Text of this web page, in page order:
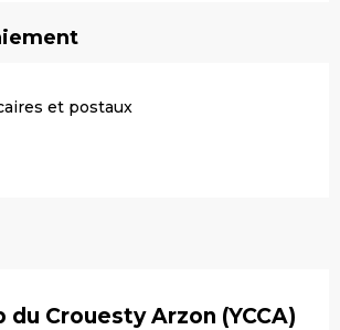
et postaux
du Crouesty Arzon (YCCA)